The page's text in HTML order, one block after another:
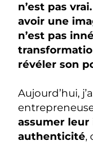
n’est pas
avoir une
n’est pas
révéler son
Aujourd’hui,
assumer leur
authenticité,